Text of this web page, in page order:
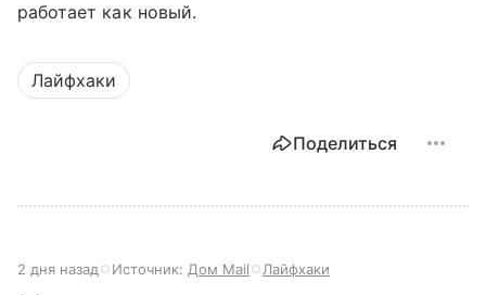
работает как новый.
Лайфхаки
Поделиться
2 дня назад Источник: Дом Mail Лайфхаки